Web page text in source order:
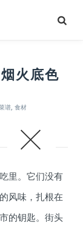
火底色
谱, 食材
里。它们没有
风味，扎根在
的钥匙。街头